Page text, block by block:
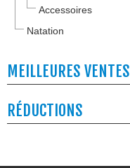
Accessoires
Natation
MEILLEURES VENTES
RÉDUCTIONS